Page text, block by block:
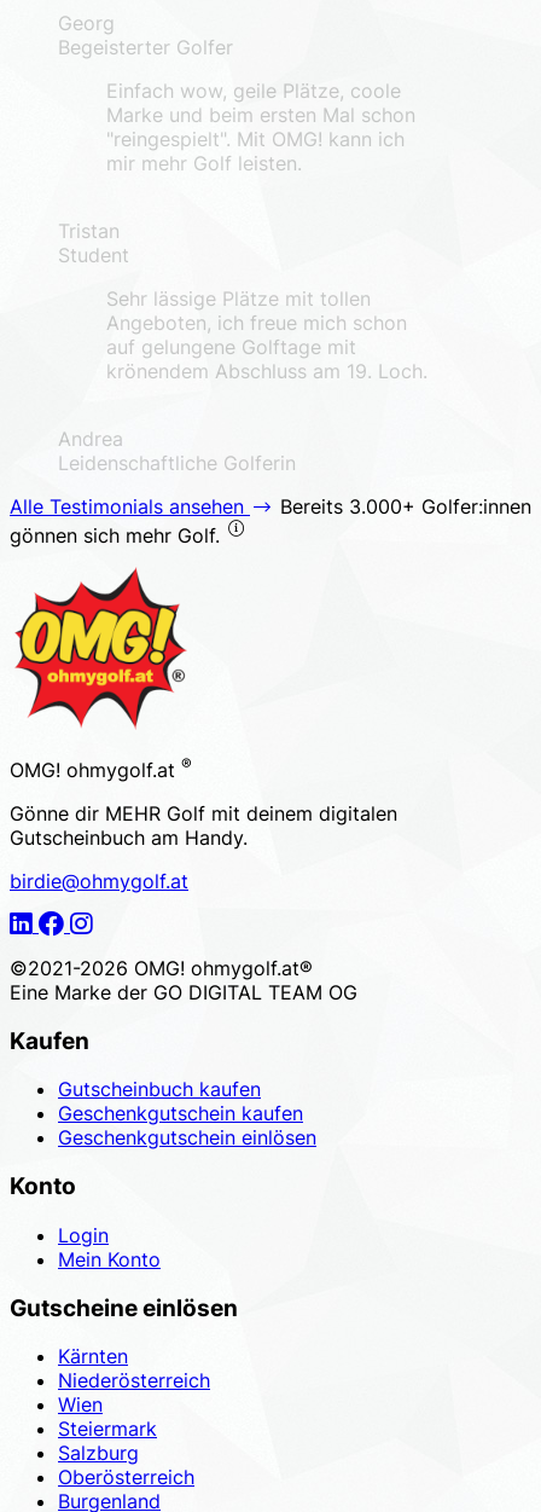
Georg
Begeisterter Golfer
Einfach wow, geile Plätze, coole
Marke und beim ersten Mal schon
"reingespielt". Mit OMG! kann ich
mir mehr Golf leisten.
Tristan
Student
Sehr lässige Plätze mit tollen
Angeboten, ich freue mich schon
auf gelungene Golftage mit
krönendem Abschluss am 19. Loch.
Andrea
Leidenschaftliche Golferin
Alle Testimonials ansehen
Bereits 3.000+ Golfer:innen
gönnen sich mehr Golf.
Footer
OMG! ohmygolf.at ®
Gönne dir MEHR Golf mit deinem digitalen
Gutscheinbuch am Handy.
birdie@ohmygolf.at
LinkedIn
Facebook
Instagram
©2021-2026 OMG! ohmygolf.at®
Eine Marke der GO DIGITAL TEAM OG
Kaufen
Gutscheinbuch kaufen
Geschenkgutschein kaufen
Geschenkgutschein einlösen
Konto
Login
Mein Konto
Gutscheine einlösen
Kärnten
Niederösterreich
Wien
Steiermark
Salzburg
Oberösterreich
Burgenland